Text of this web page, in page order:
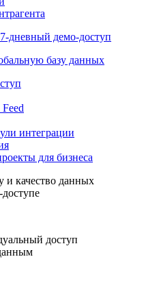
запросы
7-дневный
базу данных
интеграции